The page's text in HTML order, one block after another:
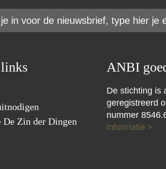
De Zin der Dingen
ANBI
De stichting is
geregistreerd
nummer
informatie >